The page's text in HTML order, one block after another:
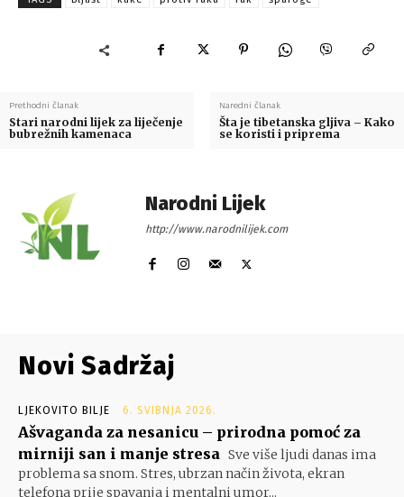
Prethodni članak
Stari narodni lijek za liječenje
bubrežnih kamenaca
Naredni članak
Šta je tibetanska gljiva – Kako
se koristi i priprema
Narodni Lijek
http://www.narodnilijek.com
Novi Sadržaj
LJEKOVITO BILJE 6. SVIBNJA 2026.
Ašvaganda za nesanicu – prirodna pomoć za
mirniji san i manje stresa Sve više ljudi danas ima
problema sa snom. Stres, ubrzan način života, ekran
telefona prije spavanja i mentalni umor...